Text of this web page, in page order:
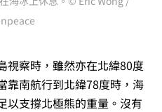
視察時，雖然亦在北緯80度
靠南航行到北緯78度時，海
以支撐北極熊的重量。沒有